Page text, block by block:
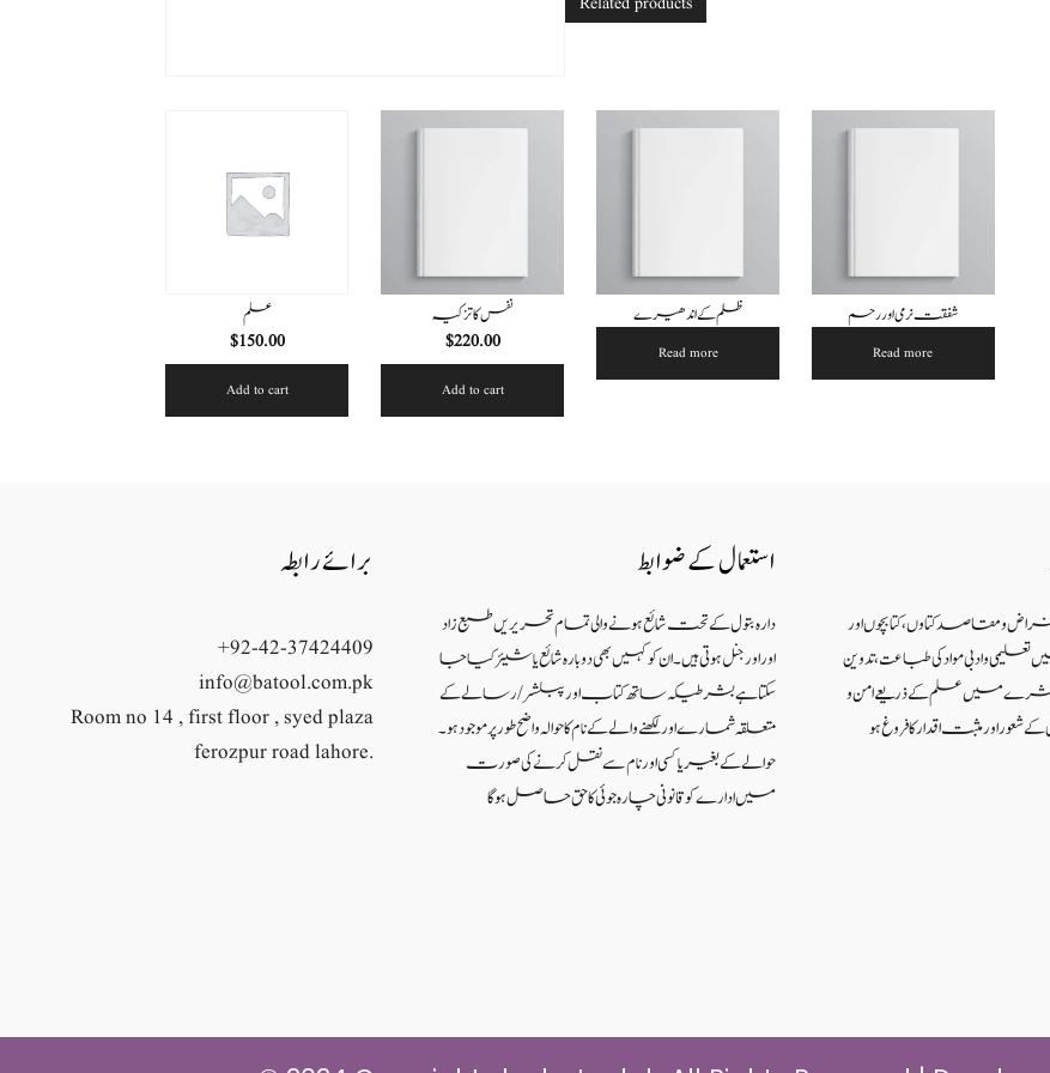
علم
$150.00
Add to cart
نفس کا تزکیہ
$220.00
Add to cart
ظلم کے اندھیرے
Read more
شفقت نرمی اور رحم
Read more
برائے رابطہ
+92-42-37424409
info@batool.com.pk
Room no 14 , first floor , syed plaza
ferozpur road lahore.
استعمال کے ضوابط
دارہ بتول کے تحت شائع ہونے والی تمام تحریریں طبع زاد
اور اورجنل ہوتی ہیں۔ ان کو کہیں بھی دوبارہ شائع یا شیئر کیا جا
سکتا ہے بشرطیکہ ساتھ کتاب اور پبلشر/ رسالے کے
متعلقہ شمارے اور لکھنے والے کے نام کا حوالہ واضح طور پر موجود ہو۔
حوالے کے بغیر یا کسی اور نام سے نقل کرنے کی صورت
میں ادارے کو قانونی چارہ جوئی کا حق حاصل ہو گا
و مقاصد کتاوں ، کتابچوں اور
و ادبی مواد کی طباعت، تدوین
میں علم کے ذریعےامن و
شعوراورمثبت اقدار کا فروغ ہو